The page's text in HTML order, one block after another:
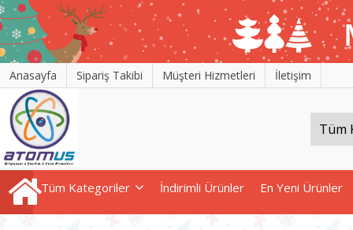
Anasayfa Sipariş Takibi Müşteri Hizmetleri İletişim
Tüm Kategoriler İndirimli Ürünler En Yeni Ürünler